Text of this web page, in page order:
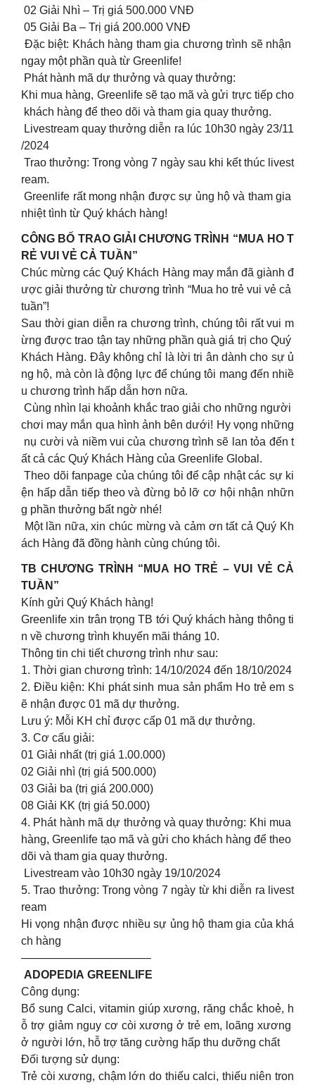
02 Giải Nhì – Trị giá 500.000 VNĐ
05 Giải Ba – Trị giá 200.000 VNĐ
Đặc biệt: Khách hàng tham gia chương trình sẽ nhận
ngay một phần quà từ Greenlife!
Phát hành mã dự thưởng và quay thưởng:
Khi mua hàng, Greenlife sẽ tạo mã và gửi trực tiếp cho
khách hàng để theo dõi và tham gia quay thưởng.
Livestream quay thưởng diễn ra lúc 10h30 ngày 23/11
/2024
Trao thưởng: Trong vòng 7 ngày sau khi kết thúc livest
ream.
Greenlife rất mong nhận được sự ủng hộ và tham gia
nhiệt tình từ Quý khách hàng!
CÔNG BỐ TRAO GIẢI CHƯƠNG TRÌNH “MUA HO T
RẺ VUI VẺ CẢ TUẦN”
Chúc mừng các Quý Khách Hàng may mắn đã giành đ
ược giải thưởng từ chương trình “Mua ho trẻ vui vẻ cả
tuần”!
Sau thời gian diễn ra chương trình, chúng tôi rất vui m
ừng được trao tận tay những phần quà giá trị cho Quý
Khách Hàng. Đây không chỉ là lời tri ân dành cho sự ủ
ng hộ, mà còn là động lực để chúng tôi mang đến nhiề
u chương trình hấp dẫn hơn nữa.
Cùng nhìn lại khoảnh khắc trao giải cho những người
chơi may mắn qua hình ảnh bên dưới! Hy vọng những
nụ cười và niềm vui của chương trình sẽ lan tỏa đến t
ất cả các Quý Khách Hàng của Greenlife Global.
Theo dõi fanpage của chúng tôi để cập nhật các sự ki
ện hấp dẫn tiếp theo và đừng bỏ lỡ cơ hội nhận nhữn
g phần thưởng bất ngờ nhé!
Một lần nữa, xin chúc mừng và cảm ơn tất cả Quý Kh
ách Hàng đã đồng hành cùng chúng tôi.
TB CHƯƠNG TRÌNH “MUA HO TRẺ – VUI VẺ CẢ
TUẦN”
Kính gửi Quý Khách hàng!
Greenlife xin trân trọng TB tới Quý khách hàng thông ti
n về chương trình khuyến mãi tháng 10.
Thông tin chi tiết chương trình như sau:
1. Thời gian chương trình: 14/10/2024 đến 18/10/2024
2. Điều kiện: Khi phát sinh mua sản phẩm Ho trẻ em s
ẽ nhận được 01 mã dự thưởng.
Lưu ý: Mỗi KH chỉ được cấp 01 mã dự thưởng.
3. Cơ cấu giải:
01 Giải nhất (trị giá 1.00.000)
02 Giải nhì (trị giá 500.000)
03 Giải ba (trị giá 200.000)
08 Giải KK (trị giá 50.000)
4. Phát hành mã dự thưởng và quay thưởng: Khi mua
hàng, Greenlife tạo mã và gửi cho khách hàng để theo
dõi và tham gia quay thưởng.
Livestream vào 10h30 ngày 19/10/2024
5. Trao thưởng: Trong vòng 7 ngày từ khi diễn ra livest
ream
Hi vọng nhận được nhiều sự ủng hộ tham gia của khá
ch hàng
———————————–
ADOPEDIA GREENLIFE
Công dụng:
Bổ sung Calci, vitamin giúp xương, răng chắc khoẻ, h
ỗ trợ giảm nguy cơ còi xương ở trẻ em, loãng xương
ở người lớn, hỗ trợ tăng cường hấp thu dưỡng chất
Đối tượng sử dụng:
Trẻ còi xương, chậm lớn do thiếu calci, thiếu niên tron